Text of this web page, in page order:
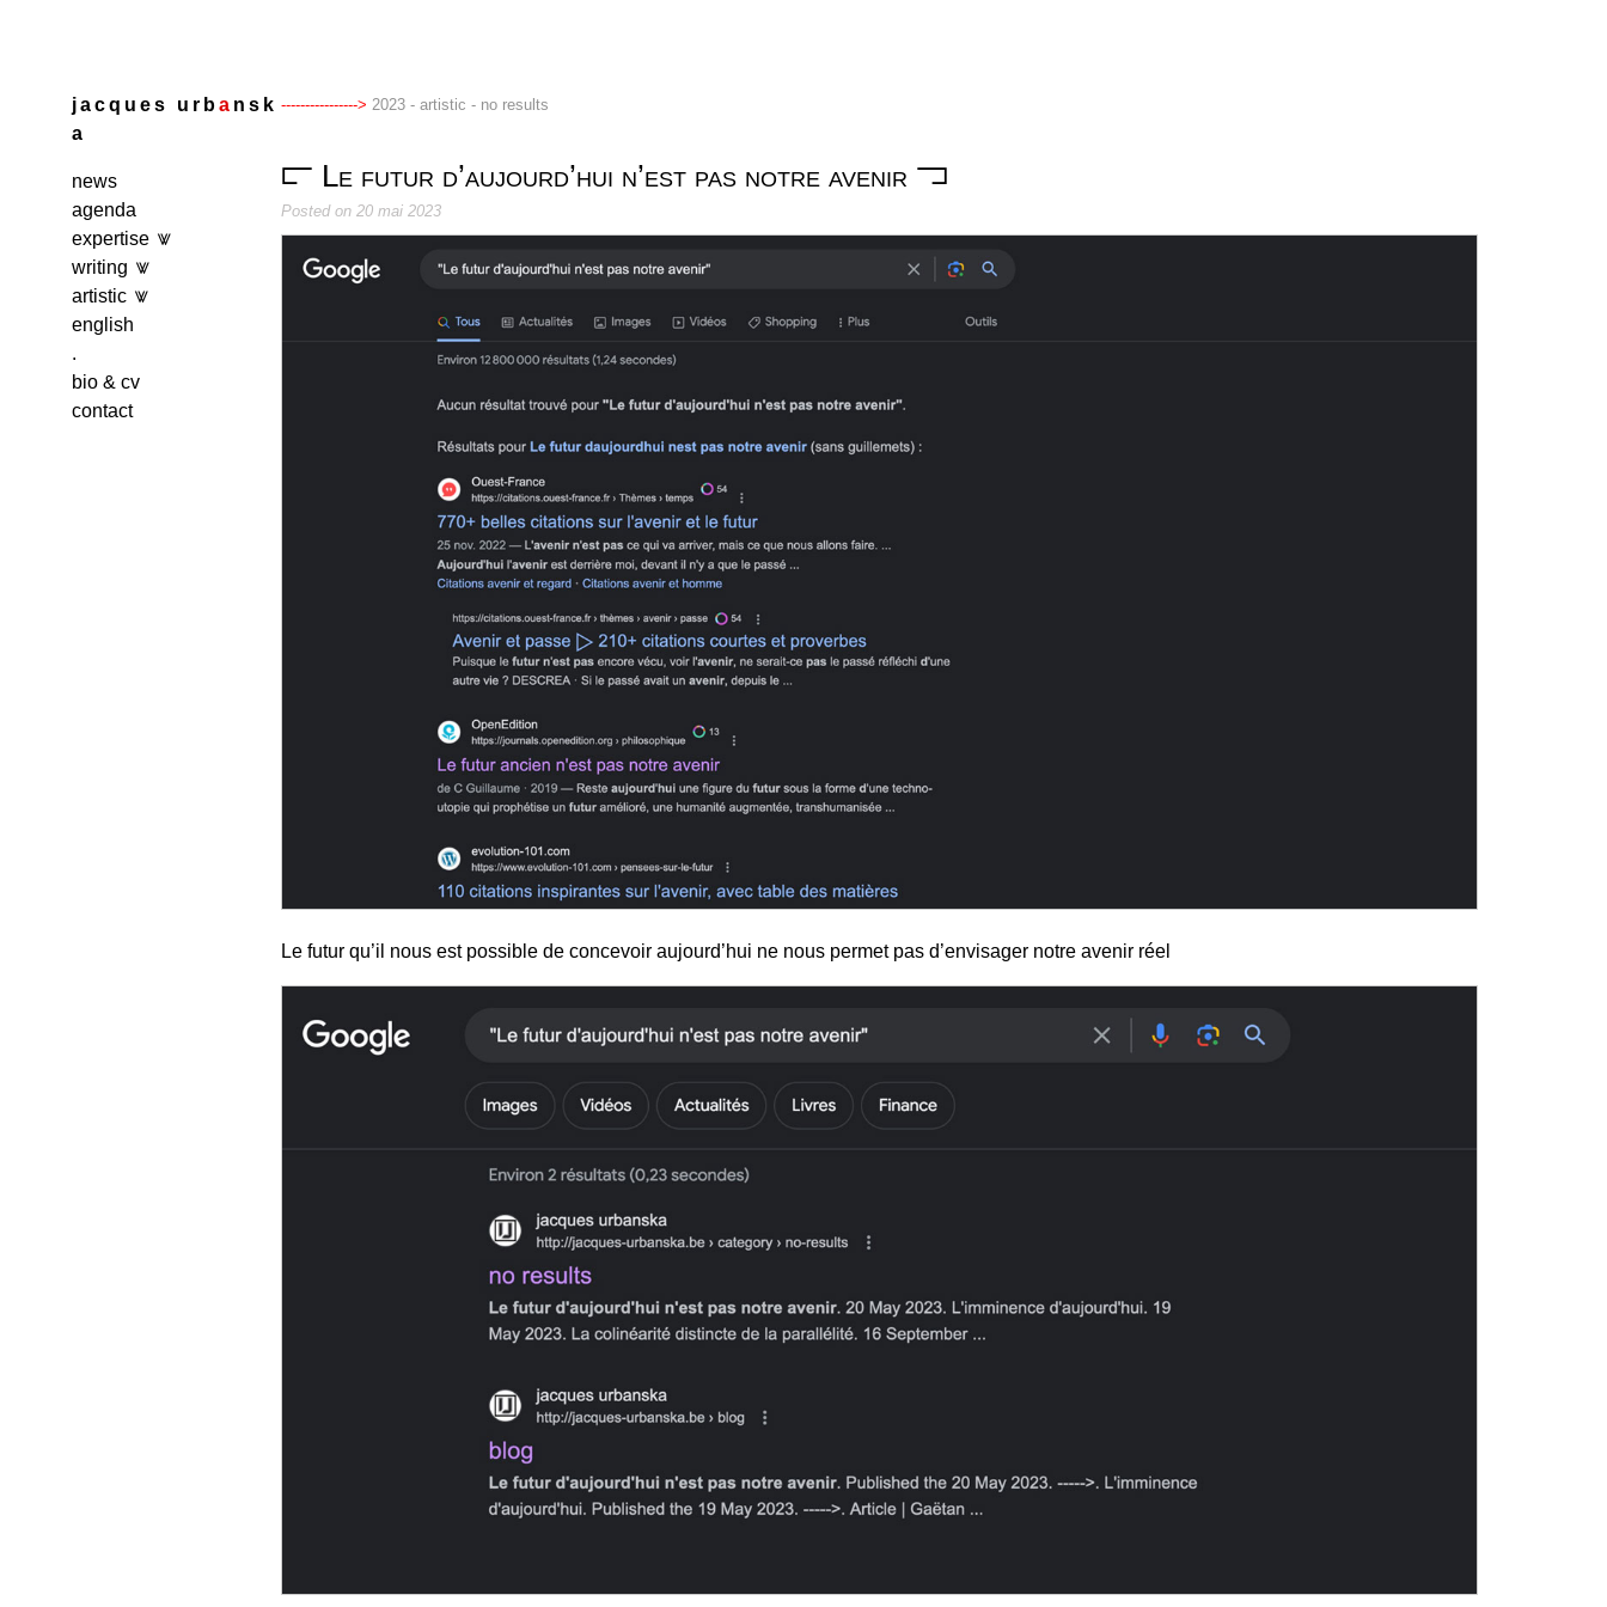
jacq u es u r ba n s k
a
news
agenda
expertise
writing
artistic
english
.
bio & cv
contact
2023 - artistic - no results
Le futur d’aujourd’hui n’est pas notre avenir
Posted on 20 mai 2023
Le futur qu’il nous est possible de concevoir aujourd’hui ne nous permet pas d’envisager notre avenir réel